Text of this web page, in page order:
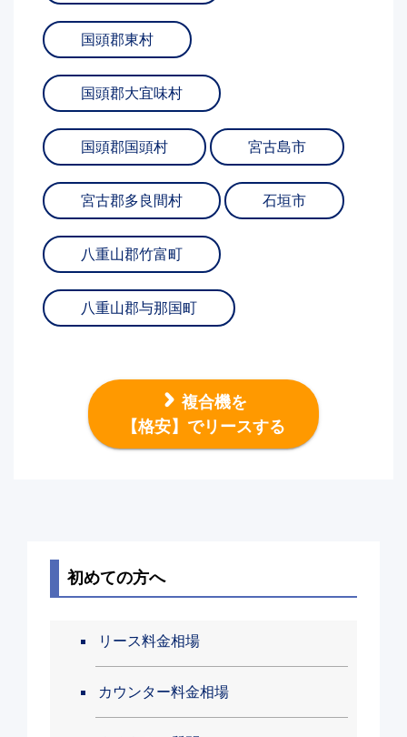
国頭郡東村
国頭郡大宜味村
国頭郡国頭村 宮古島市
宮古郡多良間村 石垣市
八重山郡竹富町
八重山郡与那国町
複合機を
【格安】でリースする
初めての方へ
リース料金相場
カウンター料金相場